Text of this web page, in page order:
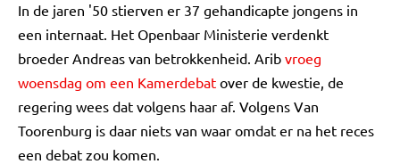
In de jaren '50 stierven er 37 gehandicapte jongens in
een internaat. Het Openbaar Ministerie verdenkt
broeder Andreas van betrokkenheid. Arib vroeg
woensdag om een Kamerdebat over de kwestie, de
regering wees dat volgens haar af. Volgens Van
Toorenburg is daar niets van waar omdat er na het reces
een debat zou komen.